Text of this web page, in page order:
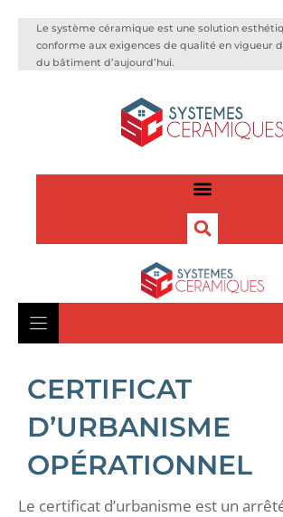
Le système céramique est une solution
conforme aux exigences de qualité en vigueur
du bâtiment d’aujourd’hui.
CERTIFICAT
D’URBANISME
OPÉRATIONNEL
Le certificat d’urbanisme est un